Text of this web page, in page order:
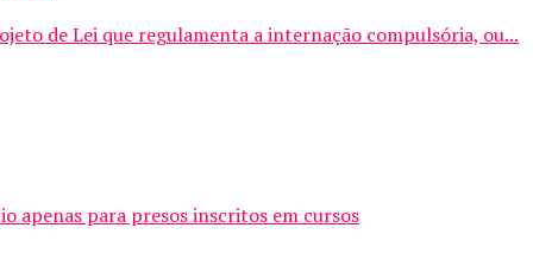
de Lei que regulamenta a internação compulsória, ou...
apenas para presos inscritos em cursos